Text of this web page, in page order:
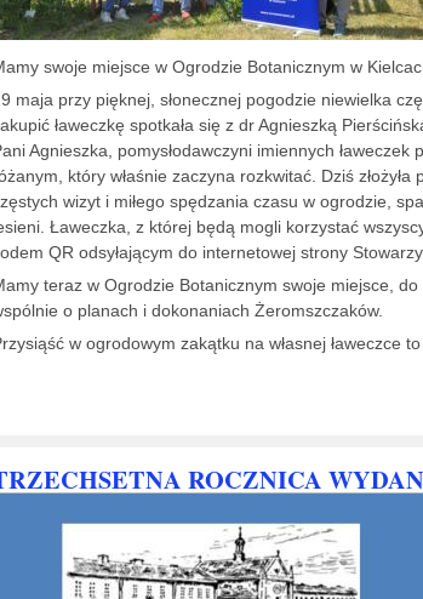
swoje miejsce w Ogrodzie Botanicznym w
maja przy pięknej, słonecznej pogodzie niewielka
ławeczkę spotkała się z dr Agnieszką
Agnieszka, pomysłodawczyni imiennych
który właśnie zaczyna rozkwitać. Dziś
wizyt i miłego spędzania czasu w ogrodzie,
Ławeczka, z której będą mogli korzystać
QR odsyłającym do internetowej strony
teraz w Ogrodzie Botanicznym swoje miejsce,
o planach i dokonaniach Żeromszczaków.
w ogrodowym zakątku na własnej ławeczce
ROCZNICA